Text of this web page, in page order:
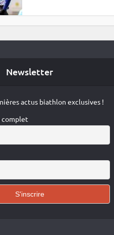
Newsletter
actus biathlon exclusives !
complet